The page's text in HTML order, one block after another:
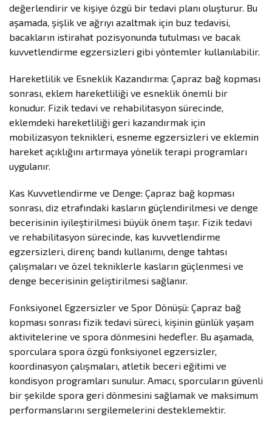
değerlendirir ve kişiye özgü bir tedavi planı oluşturur. Bu
aşamada, şişlik ve ağrıyı azaltmak için buz tedavisi,
bacakların istirahat pozisyonunda tutulması ve bacak
kuvvetlendirme egzersizleri gibi yöntemler kullanılabilir.
Hareketlilik ve Esneklik Kazandırma: Çapraz bağ kopması
sonrası, eklem hareketliliği ve esneklik önemli bir
konudur. Fizik tedavi ve rehabilitasyon sürecinde,
eklemdeki hareketliliği geri kazandırmak için
mobilizasyon teknikleri, esneme egzersizleri ve eklemin
hareket açıklığını artırmaya yönelik terapi programları
uygulanır.
Kas Kuvvetlendirme ve Denge: Çapraz bağ kopması
sonrası, diz etrafındaki kasların güçlendirilmesi ve denge
becerisinin iyileştirilmesi büyük önem taşır. Fizik tedavi
ve rehabilitasyon sürecinde, kas kuvvetlendirme
egzersizleri, direnç bandı kullanımı, denge tahtası
çalışmaları ve özel tekniklerle kasların güçlenmesi ve
denge becerisinin geliştirilmesi sağlanır.
Fonksiyonel Egzersizler ve Spor Dönüşü: Çapraz bağ
kopması sonrası fizik tedavi süreci, kişinin günlük yaşam
aktivitelerine ve spora dönmesini hedefler. Bu aşamada,
sporculara spora özgü fonksiyonel egzersizler,
koordinasyon çalışmaları, atletik beceri eğitimi ve
kondisyon programları sunulur. Amacı, sporcuların güvenli
bir şekilde spora geri dönmesini sağlamak ve maksimum
performanslarını sergilemelerini desteklemektir.